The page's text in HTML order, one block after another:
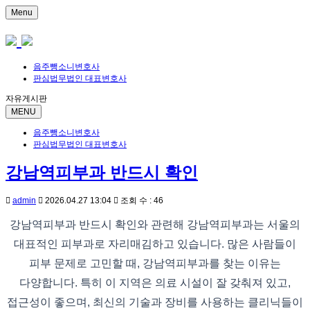
Menu
음주뺑소니변호사
판심법무법인 대표변호사
자유게시판
MENU
음주뺑소니변호사
판심법무법인 대표변호사
강남역피부과 반드시 확인
admin 2026.04.27 13:04 조회 수 : 46
강남역피부과 반드시 확인와 관련해 강남역피부과는 서울의
대표적인 피부과로 자리매김하고 있습니다. 많은 사람들이
피부 문제로 고민할 때, 강남역피부과를 찾는 이유는
다양합니다. 특히 이 지역은 의료 시설이 잘 갖춰져 있고,
접근성이 좋으며, 최신의 기술과 장비를 사용하는 클리닉들이